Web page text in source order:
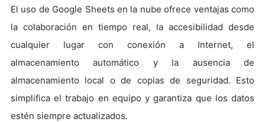
El uso de Google Sheets en la nube ofrece ventajas como
la colaboración en tiempo real, la accesibilidad desde
cualquier lugar con conexión a Internet, el
almacenamiento automático y la ausencia de
almacenamiento local o de copias de seguridad. Esto
simplifica el trabajo en equipo y garantiza que los datos
estén siempre actualizados.